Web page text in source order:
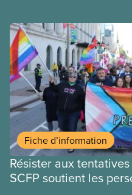
Fiche d’information
Résister aux
SCFP soutient les